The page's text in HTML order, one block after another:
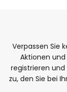
Verpassen Sie
Aktionen
registrieren
zu, den Sie bei